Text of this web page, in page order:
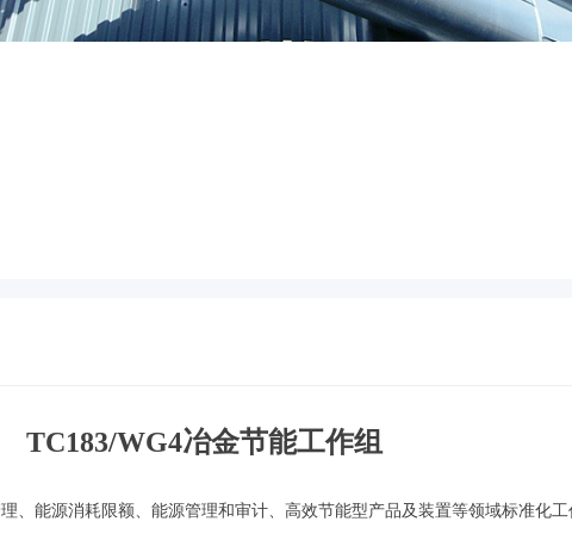
TC183/WG4冶金节能工作组
、能源消耗限额、能源管理和审计、高效节能型产品及装置等领域标准化工